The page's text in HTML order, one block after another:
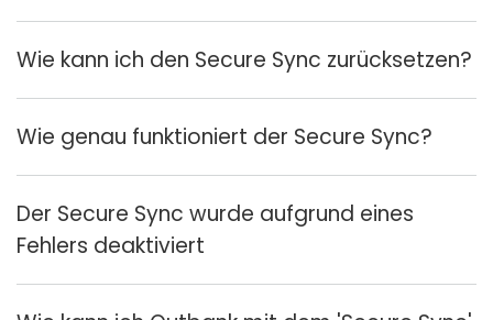
Wie kann ich den Secure Sync zurücksetzen?
Wie genau funktioniert der Secure Sync?
Der Secure Sync wurde aufgrund eines
Fehlers deaktiviert